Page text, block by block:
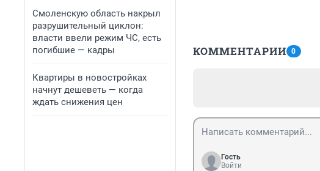
Смоленскую область накрыл
разрушительный циклон:
власти ввели режим ЧС, есть
погибшие — кадры
Квартиры в новостройках
начнут дешеветь — когда
ждать снижения цен
КОММЕНТАРИИ 0
Гость
Войти